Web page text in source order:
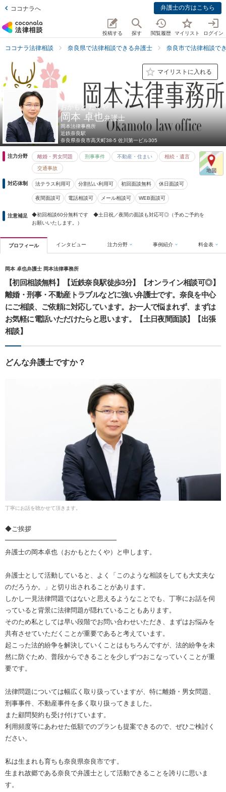
ココナラへ 弁護士の方はこちら
投稿する 探す 閲覧履歴 マイリスト ログイン
ココナラ法律相談 奈良県で法律相談できる弁護士 奈良市で法律相談で
マイリストに入れる
おかもと たくや
岡本 卓也弁護士
岡本法律事務所
近鉄奈良駅
奈良県奈良市高天町38-5 佐川第一ビル305
注力分野 離婚・男女問題 刑事事件 不動産・住まい 相続・遺言
交通事故
対応体制 法テラス利用可 分割払い利用可 初回面談無料 休日面談可
夜間面談可 電話相談可 メール相談可 WEB面談可
注意補足
◆初回相談60分無料です ◆土日祝／夜間の面談も対応可◎（予めご予約を
お願いいたします。）
プロフィール インタビュー 注力分野 事例紹介 料金表
岡本 卓也弁護士 岡本法律事務所
【初回相談無料】【近鉄奈良駅徒歩3分】【オンライン相談可◎】
離婚・刑事・不動産トラブルなどに強い弁護士です。奈良を中心
にご相談、ご依頼に対応しています。お一人で悩まれず、まずは
お気軽に電話いただけたらと思います。【土日夜間面談】【出張
相談】
どんな弁護士ですか？
丁寧にお話を聴かせて頂きます。
◆ご挨拶
━━━━━━━━━━━━━━━━━
弁護士の岡本卓也（おかもとたくや）と申します。
弁護士として活動していると、よく「このような相談をしても大丈夫な
のだろうか。」と切り出されることがあります。
しかし一見法律問題ではないと思えるようなことでも、丁寧にお話を伺
っていると背景に法律問題が隠れていることもあります。
そのため私としては早い段階でお問い合わせいただき、まずはお悩みを
共有させていただくことが重要であると考えています。
起こった法的紛争を解決していくことはもちろんですが、法的紛争を未
然に防ぐため、普段からできることを少しずつおこなっていくことが重
要です。
法律問題については幅広く取り扱っていますが、特に離婚・男女問題、
刑事事件、不動産事件を多く取り扱ってきました。
また顧問契約も受け付けています。
利用頻度等にあわせた低額でのプランも提案できるので、ぜひご検討く
ださい。
私は生まれも育ちも奈良県奈良市です。
生まれ故郷である奈良で弁護士として活動できることを誇りに思いま
す。